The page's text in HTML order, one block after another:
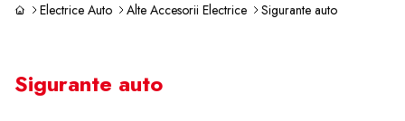
Electrice Auto Alte Accesorii Electrice Sigurante auto
Sigurante auto